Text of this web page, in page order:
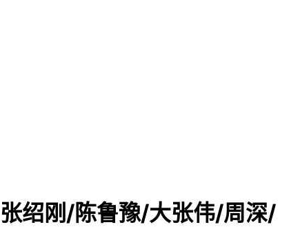
绍刚/陈鲁豫/大张伟/周深/